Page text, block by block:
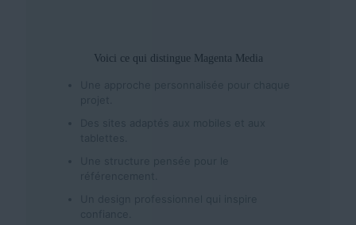
Voici ce qui distingue Magenta Media